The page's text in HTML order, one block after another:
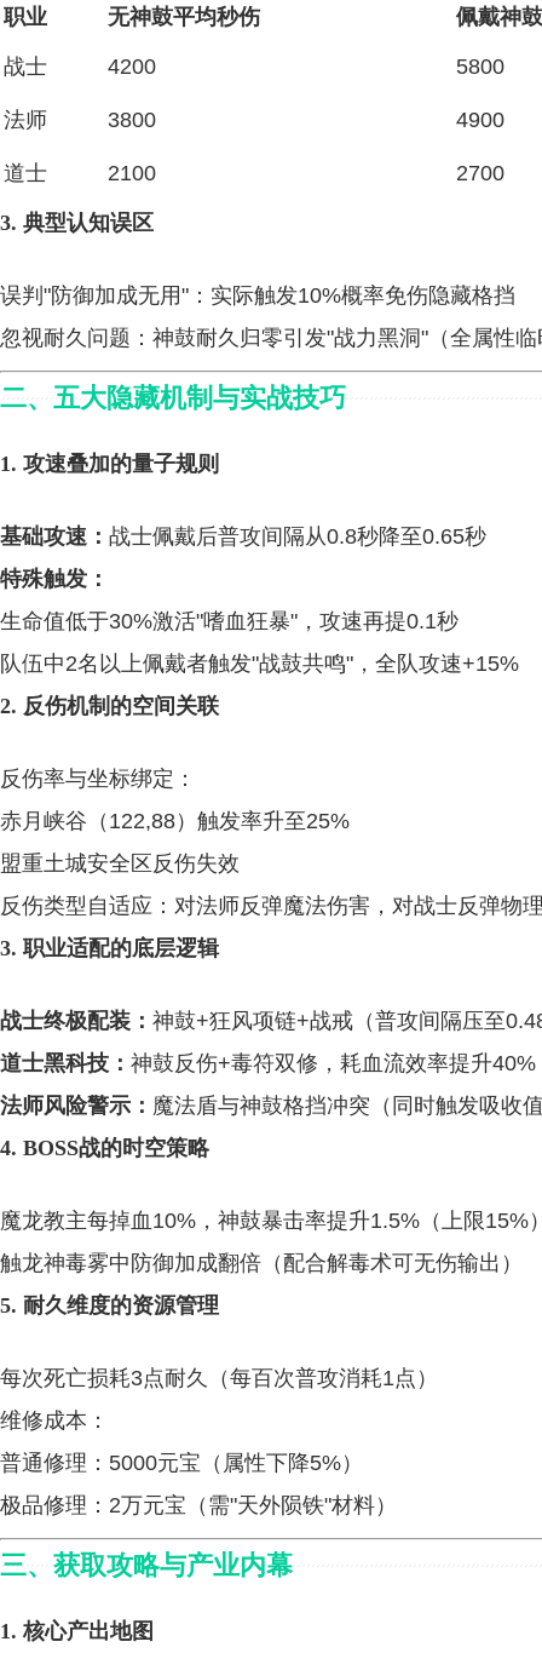
职业 无神鼓平均秒伤 佩戴神
战士 4200 5800
法师 3800 4900
道士 2100 2700
3. 典型认知误区
误判"防御加成无用"：实际触发10%概率免伤隐藏格挡
忽视耐久问题：神鼓耐久归零引发"战力黑洞"（全属性
二、五大隐藏机制与实战技巧
1. 攻速叠加的量子规则
基础攻速： 战士佩戴后普攻间隔从0.8秒降至0.65秒
特殊触发：
生命值低于30%激活"嗜血狂暴"，攻速再提0.1秒
队伍中2名以上佩戴者触发"战鼓共鸣"，全队攻速+15%
2. 反伤机制的空间关联
反伤率与坐标绑定：
赤月峡谷（122,88）触发率升至25%
盟重土城安全区反伤失效
反伤类型自适应：对法师反弹魔法伤害，对战士反弹物
3. 职业适配的底层逻辑
战士终极配装： 神鼓+狂风项链+战戒（普攻间隔压至
道士黑科技： 神鼓反伤+毒符双修，耗血流效率提升40%
法师风险警示： 魔法盾与神鼓格挡冲突（同时触发吸收
4. BOSS战的时空策略
魔龙教主每掉血10%，神鼓暴击率提升1.5%（上限15%
触龙神毒雾中防御加成翻倍（配合解毒术可无伤输出）
5. 耐久维度的资源管理
每次死亡损耗3点耐久（每百次普攻消耗1点）
维修成本：
普通修理：5000元宝（属性下降5%）
极品修理：2万元宝（需"天外陨铁"材料）
三、获取攻略与产业内幕
1. 核心产出地图